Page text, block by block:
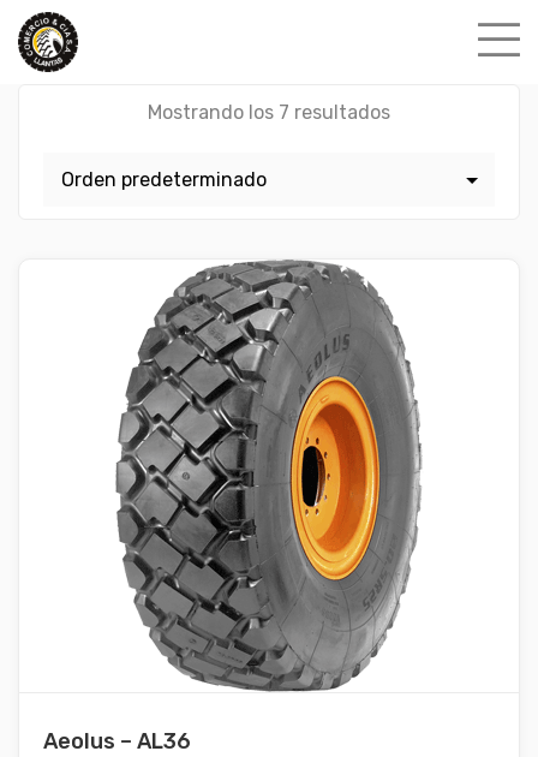
Skip
content
Mostrando los 7 resultados
Aeolus – AL36